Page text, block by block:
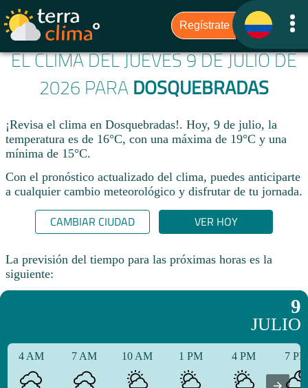
EL CLIMA DEL JUEVES 9 DE JULIO DE
2026 PARA DOSQUEBRADAS
¡Revisa el clima en Dosquebradas!. Hoy, 9 de julio, la
temperatura es de 16°C, con una máxima de 19°C y una
mínima de 15°C.​
Con el pronóstico actualizado del clima, puedes anticiparte
a cualquier cambio meteorológico y disfrutar de tu jornada.​
CAMBIAR CIUDAD VER HOY
La previsión del tiempo para las próximas horas es la
siguiente:
9
JULIO
4 AM 7 AM 10 AM 1 PM 4 PM 7